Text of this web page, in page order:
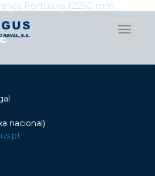
Toggle
Portuária 12250 mm
nacional)